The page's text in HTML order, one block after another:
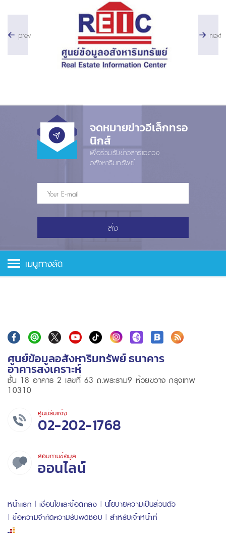
prev next
จดหมายข่าวอีเล็กทรอ
นิกส์
เพื่อร่วมรับข่าวสารแวดวง
อสังหาริมทรัพย์
ส่ง
เมนูทางลัด
ศูนย์ข้อมูลอสังหาริมทรัพย์ ธนาคาร
อาคารสงเคราะห์
ชั้น 18 อาคาร 2 เลขที่ 63 ถ.พระราม9 ห้วยขวาง กรุงเทพ
10310
ศูนย์รับแจ้ง
02-202-1768
สอบถามข้อมูล
ออนไลน์
หน้าแรก เงื่อนไขและข้อตกลง
นโยบายความเป็นส่วนตัว
ข้อความจำกัดความรับผิดชอบ
สำหรับเจ้าหน้าที่